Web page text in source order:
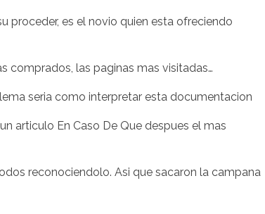
proceder, es el novio quien esta ofreciendo
comprados, las paginas mas visitadas…
seri­a como interpretar esta documentacion
arti­culo En Caso De Que despues el mas
reconociendolo. Asi que sacaron la campana